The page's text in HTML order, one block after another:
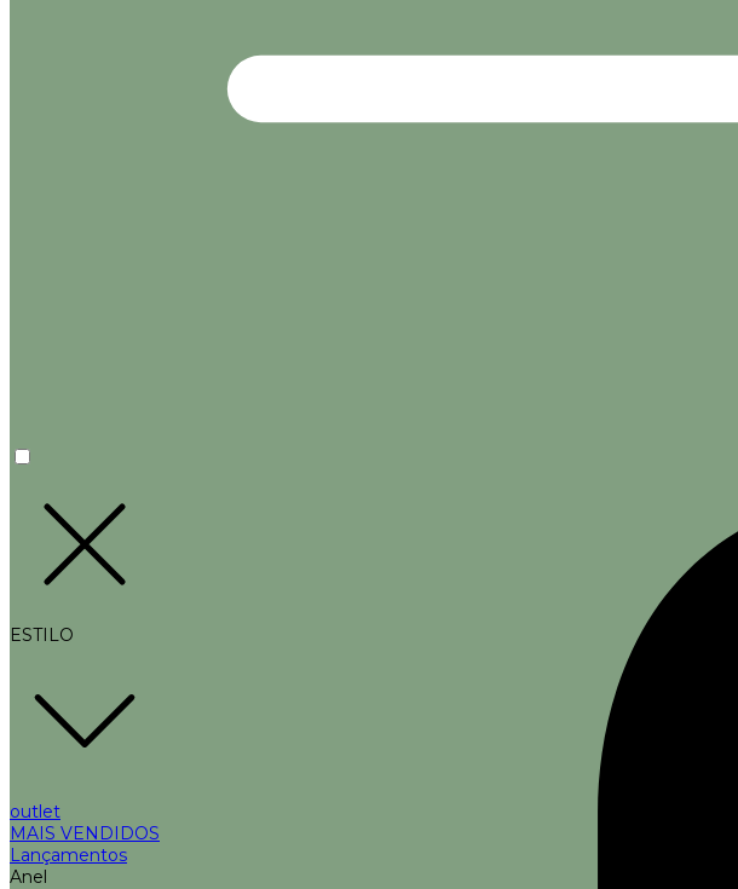
ESTILO
outlet
MAIS VENDIDOS
Lançamentos
Anel